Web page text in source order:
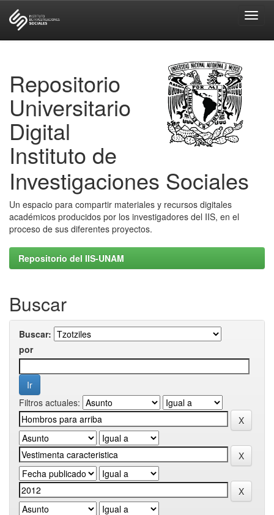
Repositorio
Universitario
Digital
Instituto de
Investigaciones Sociales
Un espacio para compartir materiales y recursos digitales
académicos producidos por los investigadores del IIS, en el
proceso de sus diferentes proyectos.
Repositorio del IIS-UNAM
Buscar
Buscar:
por
Filtros actuales: